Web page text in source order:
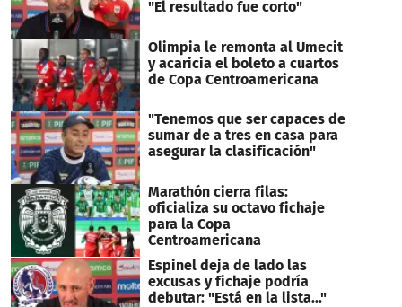
"El resultado fue corto"
Olimpia le remonta al Umecit
y acaricia el boleto a cuartos
de Copa Centroamericana
"Tenemos que ser capaces de
sumar de a tres en casa para
asegurar la clasificación"
Marathón cierra filas:
oficializa su octavo fichaje
para la Copa
Centroamericana
Espinel deja de lado las
excusas y fichaje podría
debutar: "Está en la lista..."